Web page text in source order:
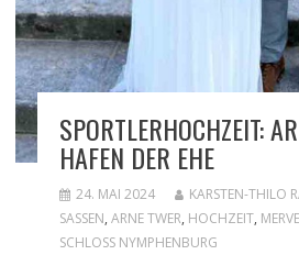
SPORTLERHOCHZEIT:
HAFEN DER EHE
24. MAI 2024 KARSTEN-THILO
SASSEN , ARNE TWER, HOCHZEIT,
SCHLOSS NYMPHENBURG